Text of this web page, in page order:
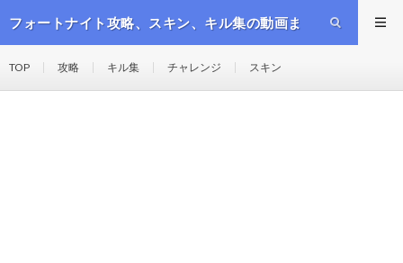
フォートナイト攻略、スキン、キル集の動画ま
TOP 攻略 キル集 チャレンジ スキン